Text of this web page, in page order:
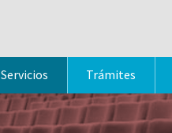
Servicios Trámites